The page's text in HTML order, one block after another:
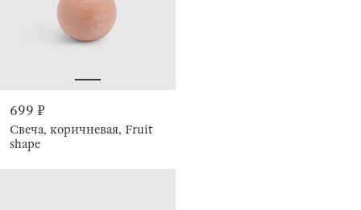
699 ₽
Свеча, коричневая, Fruit
shape